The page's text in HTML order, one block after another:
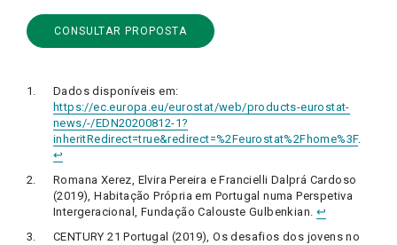
CONSULTAR PROPOSTA
Dados disponíveis em:
https://ec.europa.eu/eurostat/web/products-eurostat-
news/-/EDN20200812-1?
inheritRedirect=true&redirect=%2Feurostat%2Fhome%3F.
↩︎
Romana Xerez, Elvira Pereira e Francielli Dalprá Cardoso
(2019), Habitação Própria em Portugal numa Perspetiva
Intergeracional, Fundação Calouste Gulbenkian. ↩︎
CENTURY 21 Portugal (2019), Os desafios dos jovens no